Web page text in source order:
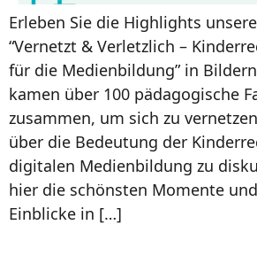
Erleben Sie die Highlights
“Vernetzt & Verletzlich –
für die Medienbildung” in
kamen über 100 pädagogische
zusammen, um sich zu
über die Bedeutung der
digitalen Medienbildung zu
hier die schönsten Momente
Einblicke in […]